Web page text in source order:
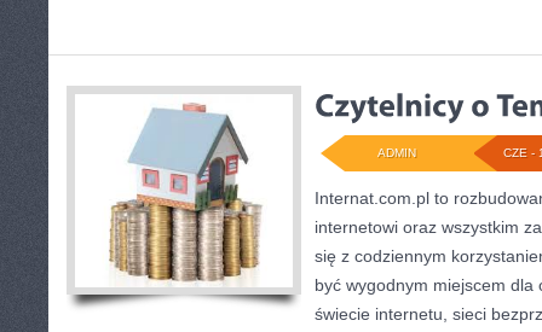
CZE -
ADMIN
Internat.com.pl to
internetowi oraz wszystkim
się z codziennym
być wygodnym miejscem
świecie internetu, sieci